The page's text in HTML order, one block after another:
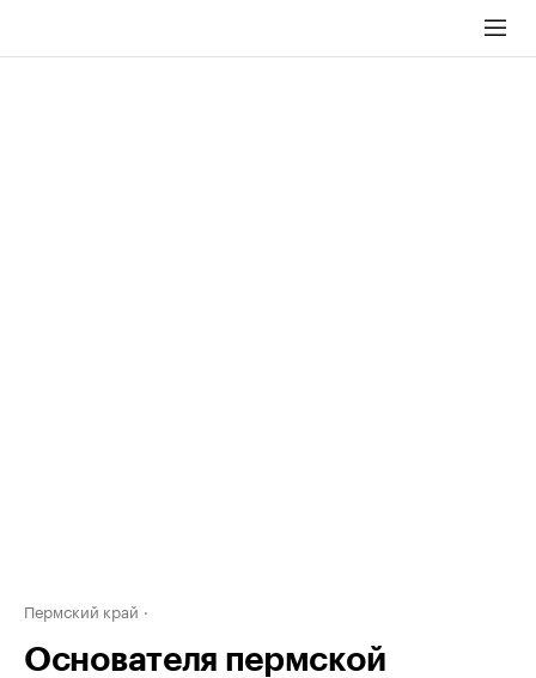
Пермский край
Основателя пермской